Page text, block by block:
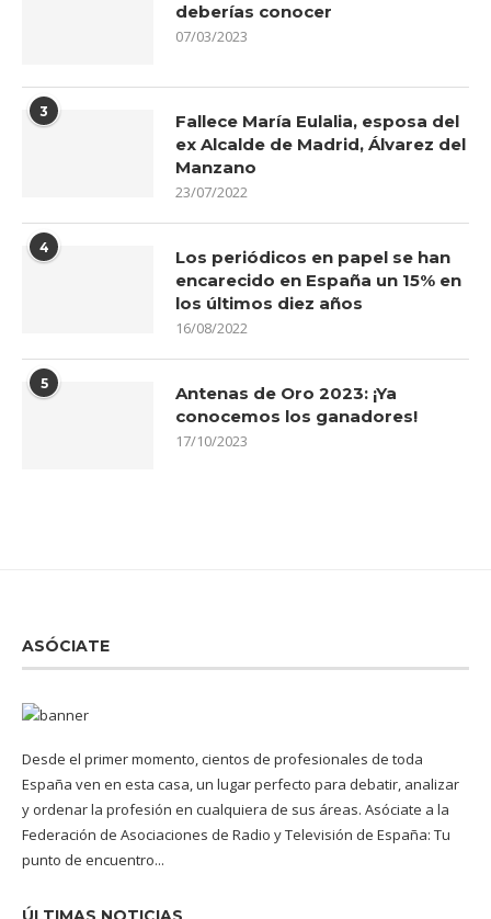
deberías conocer
07/03/2023
3
Fallece María Eulalia, esposa del
ex Alcalde de Madrid, Álvarez del
Manzano
23/07/2022
4
Los periódicos en papel se han
encarecido en España un 15% en
los últimos diez años
16/08/2022
5
Antenas de Oro 2023: ¡Ya
conocemos los ganadores!
17/10/2023
ASÓCIATE
Desde el primer momento, cientos de profesionales de toda
España ven en esta casa, un lugar perfecto para debatir, analizar
y ordenar la profesión en cualquiera de sus áreas. Asóciate a la
Federación de Asociaciones de Radio y Televisión de España: Tu
punto de encuentro...